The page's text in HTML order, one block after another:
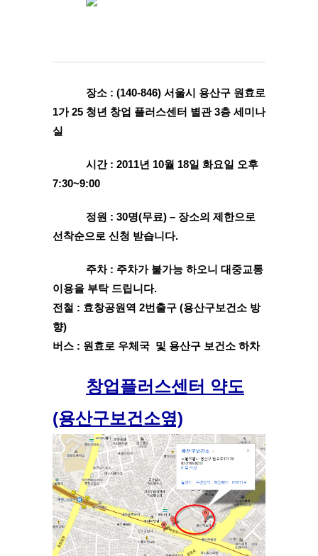
장소 : (140-846) 서울시 용산구 원효로
1가 25 청년 창업 플러스센터 별관 3층 세미나
실
시간 : 2011년 10월 18일 화요일 오후
7:30~9:00
정원 : 30명(무료) – 장소의 제한으로
선착순으로 신청 받습니다.
주차 : 주차가 불가능 하오니 대중교통
이용을 부탁 드립니다.
전철 : 효창공원역 2번출구 (용산구보건소 방
향)
버스 : 원효로 우체국  및 용산구 보건소 하차
창업플러스센터 약도
(용산구보건소옆)